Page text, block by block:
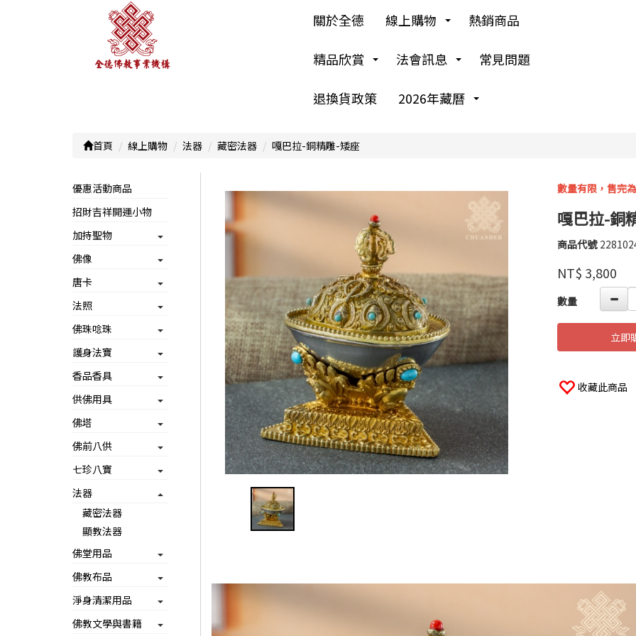
關於全德 線上購物 熱銷商品
精品欣賞 法會訊息 常見問題
退換貨政策 2026年藏曆
首頁 線上購物 法器 藏密法器 嘎巴拉-銅精雕-矮座
優惠活動商品
招財吉祥開運小物
加持聖物
佛像
唐卡
法照
佛珠唸珠
護身法寶
香品香具
供佛用具
佛塔
佛前八供
七珍八寶
法器
藏密法器
顯教法器
佛堂用品
佛教布品
淨身清潔用品
佛教文學與書籍
數量有限，售完
嘎巴拉-銅
商品代號
品牌
高
婉
瑜
NT$ 3,800
數量
立即
收藏此商品